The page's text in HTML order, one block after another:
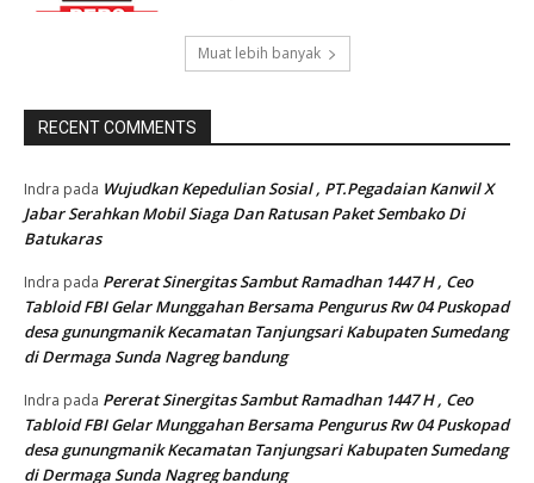
Muat lebih banyak
RECENT COMMENTS
Indra pada Wujudkan Kepedulian Sosial , PT.Pegadaian Kanwil X
Jabar Serahkan Mobil Siaga Dan Ratusan Paket Sembako Di
Batukaras
Indra pada Pererat Sinergitas Sambut Ramadhan 1447 H , Ceo
Tabloid FBI Gelar Munggahan Bersama Pengurus Rw 04 Puskopad
desa gunungmanik Kecamatan Tanjungsari Kabupaten Sumedang
di Dermaga Sunda Nagreg bandung
Indra pada Pererat Sinergitas Sambut Ramadhan 1447 H , Ceo
Tabloid FBI Gelar Munggahan Bersama Pengurus Rw 04 Puskopad
desa gunungmanik Kecamatan Tanjungsari Kabupaten Sumedang
di Dermaga Sunda Nagreg bandung